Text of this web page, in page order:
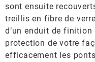
sont ensuite
treillis en fibre de
d’un enduit de finition
protection de votre
efficacement les